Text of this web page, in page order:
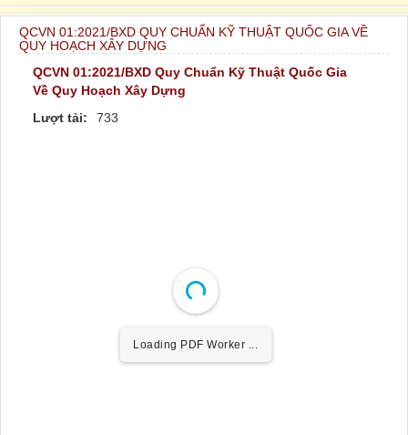
QCVN 01:2021/BXD QUY CHUẨN KỸ THUẬT QUỐC GIA VỀ
QUY HOẠCH XÂY DỰNG
QCVN 01:2021/BXD Quy Chuẩn Kỹ Thuật Quốc Gia
Về Quy Hoạch Xây Dựng
Lượt tải:
733
Loading PDF Worker ...